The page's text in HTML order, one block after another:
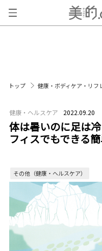
トップ 健康・ボディケア・リフ
健康・ヘルスケア 2022.09.20
体は暑いのに足は
フィスでもできる
その他（健康・ヘルスケア）